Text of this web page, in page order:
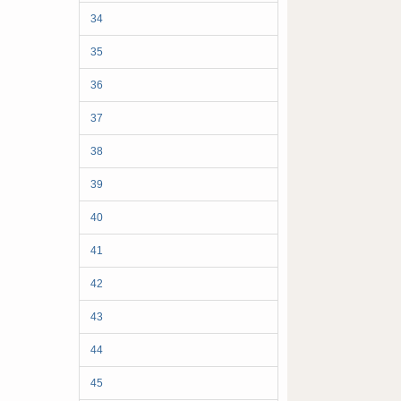
34
35
36
37
38
39
40
41
42
43
44
45